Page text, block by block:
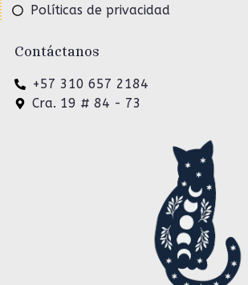
Políticas de privacidad
Contáctanos
+57 310 657 2184
Cra. 19 # 84 - 73